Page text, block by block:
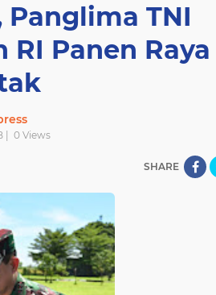
Panglima TNI
Panen Raya
| 0Views
SHARE